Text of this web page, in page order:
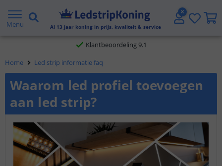
Menu Al 13 jaar koning in prijs, kwaliteit & service
Gratis verzending vanaf € 20,- NL en BE
Klantbeoordeling 9.1
Voor 23:45 uur besteld,
Home Led strip informatie faq
Waarom led profiel toevoegen
aan led strip?